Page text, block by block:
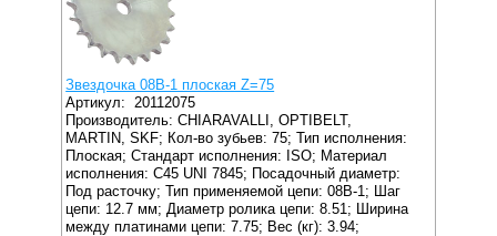
Звездочка 08B-1 плоская Z=75
Артикул: 20112075
Производитель: CHIARAVALLI, OPTIBELT,
MARTIN, SKF; Кол-во зубьев: 75; Тип исполнения:
Плоская; Стандарт исполнения: ISO; Материал
исполнения: C45 UNI 7845; Посадочный диаметр:
Под расточку; Тип применяемой цепи: 08B-1;
Шаг
цепи: 12.7 мм; Диаметр ролика цепи: 8.51;
Ширина
между платинами цепи: 7.75; Вес (кг): 3.94;